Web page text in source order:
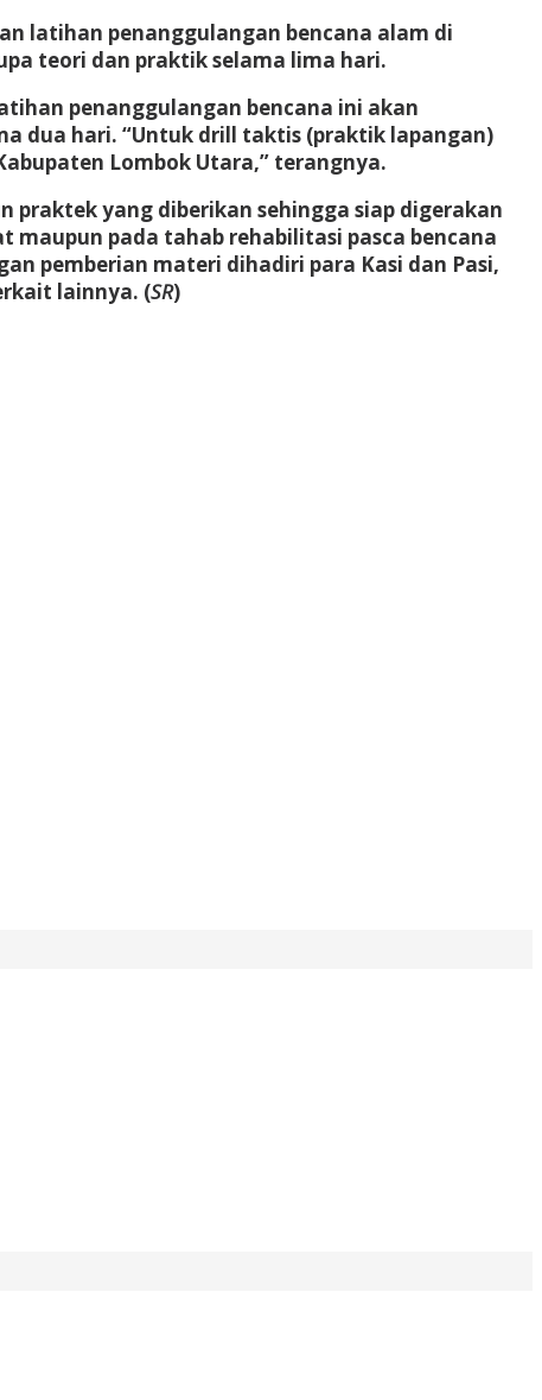
latihan penanggulangan bencana alam di
teori dan praktik selama lima hari.
penanggulangan bencana ini akan
dua hari. “Untuk drill taktis (praktik lapangan)
Lombok Utara,” terangnya.
yang diberikan sehingga siap digerakan
pada tahab rehabilitasi pasca bencana
pemberian materi dihadiri para Kasi dan Pasi,
lainnya. (SR)